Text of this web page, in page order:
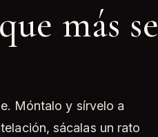
más se
Móntalo y sírvelo a
sácalas un rato